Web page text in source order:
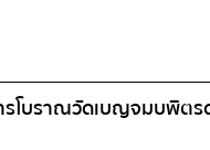
รโบราณวัดเบญจมบพิต